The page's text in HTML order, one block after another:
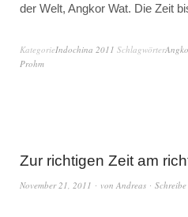
der Welt, Angkor Wat. Die Zeit
KategorieIndochina 2011 Schlagwörter
Prohm
Zur richtigen Zeit am
November 21, 2011 von Andreas